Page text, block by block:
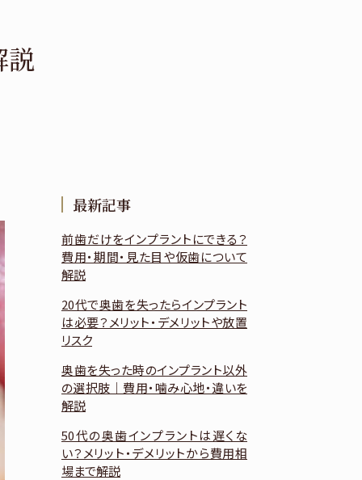
説
最新記事
前歯だけをインプラントにできる？
費用・期間・見た目や仮歯について
解説
20代で奥歯を失ったらインプラント
は必要？メリット・デメリットや放置
リスク
奥歯を失った時のインプラント以外
の選択肢｜費用・噛み心地・違いを
解説
50代の奥歯インプラントは遅くな
い？メリット・デメリットから費用相
場まで解説